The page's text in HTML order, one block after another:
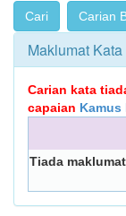
Maklumat Kata
Carian kata
capaian Kamus
Tiada